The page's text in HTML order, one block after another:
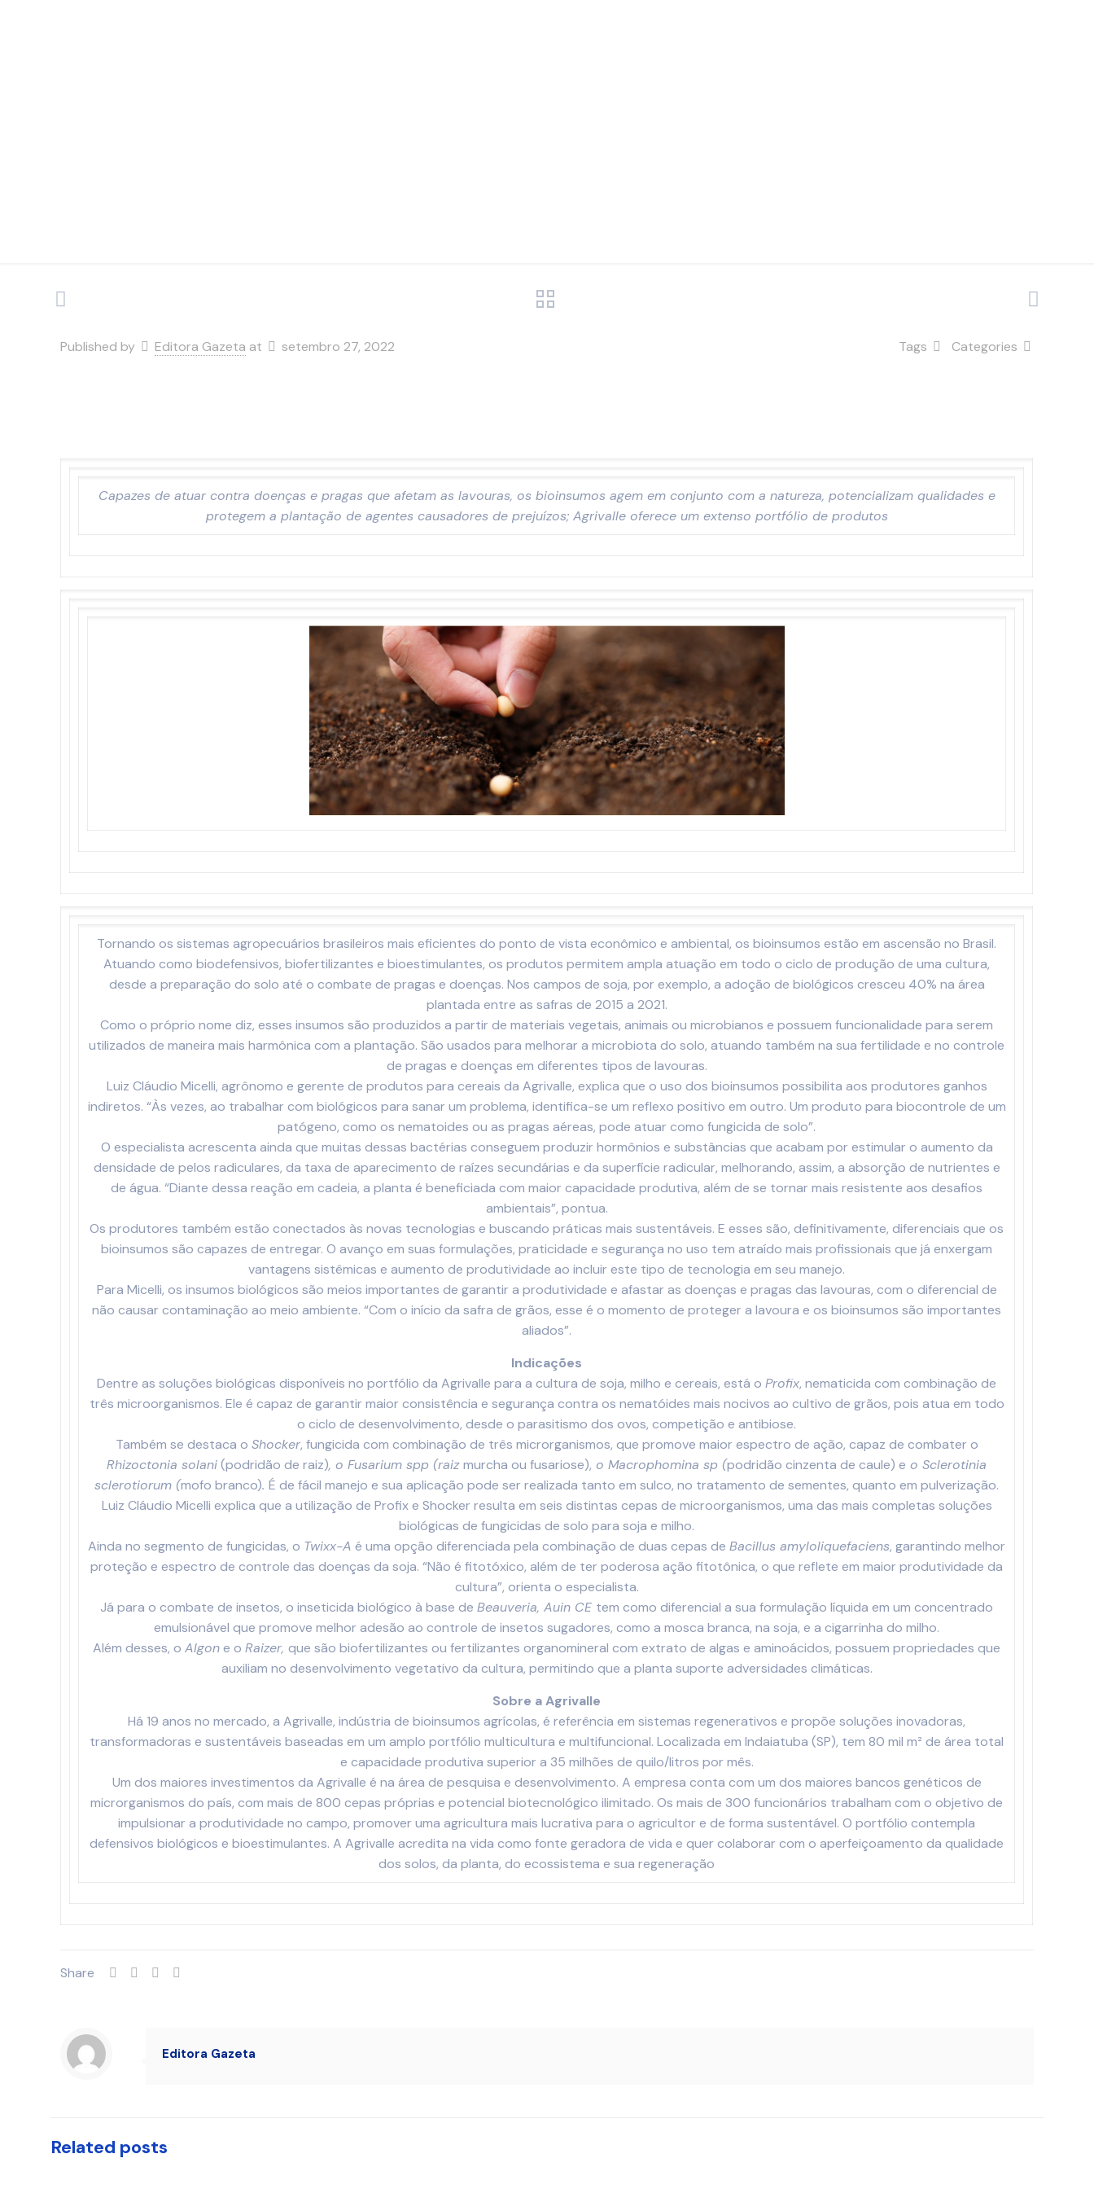
Published by Editora Gazeta at setembro 27, 2022 Categories
Tags
Capazes de atuar contra doenças e pragas que afetam as lavouras, os bioinsumos agem em conjunto com a natureza, potencializam qualidades e
protegem a plantação de agentes causadores de prejuízos; Agrivalle oferece um extenso portfólio de produtos
Tornando os sistemas agropecuários brasileiros mais eficientes do ponto de vista econômico e ambiental, os bioinsumos estão em ascensão no Brasil.
Atuando como biodefensivos, biofertilizantes e bioestimulantes, os produtos permitem ampla atuação em todo o ciclo de produção de uma cultura,
desde a preparação do solo até o combate de pragas e doenças. Nos campos de soja, por exemplo, a adoção de biológicos cresceu 40% na área
plantada entre as safras de 2015 a 2021.
Como o próprio nome diz, esses insumos são produzidos a partir de materiais vegetais, animais ou microbianos e possuem funcionalidade para serem
utilizados de maneira mais harmônica com a plantação. São usados para melhorar a microbiota do solo, atuando também na sua fertilidade e no controle
de pragas e doenças em diferentes tipos de lavouras.
Luiz Cláudio Micelli, agrônomo e gerente de produtos para cereais da Agrivalle, explica que o uso dos bioinsumos possibilita aos produtores ganhos
indiretos. “Às vezes, ao trabalhar com biológicos para sanar um problema, identifica-se um reflexo positivo em outro. Um produto para biocontrole de um
patógeno, como os nematoides ou as pragas aéreas, pode atuar como fungicida de solo”.
O especialista acrescenta ainda que muitas dessas bactérias conseguem produzir hormônios e substâncias que acabam por estimular o aumento da
densidade de pelos radiculares, da taxa de aparecimento de raízes secundárias e da superfície radicular, melhorando, assim, a absorção de nutrientes e
de água. “Diante dessa reação em cadeia, a planta é beneficiada com maior capacidade produtiva, além de se tornar mais resistente aos desafios
ambientais”, pontua.
Os produtores também estão conectados às novas tecnologias e buscando práticas mais sustentáveis. E esses são, definitivamente, diferenciais que os
bioinsumos são capazes de entregar. O avanço em suas formulações, praticidade e segurança no uso tem atraído mais profissionais que já enxergam
vantagens sistêmicas e aumento de produtividade ao incluir este tipo de tecnologia em seu manejo.
Para Micelli, os insumos biológicos são meios importantes de garantir a produtividade e afastar as doenças e pragas das lavouras, com o diferencial de
não causar contaminação ao meio ambiente. “Com o início da safra de grãos, esse é o momento de proteger a lavoura e os bioinsumos são importantes
aliados”.
Indicações
Dentre as soluções biológicas disponíveis no portfólio da Agrivalle para a cultura de soja, milho e cereais, está oProfix, nematicida com combinação de
três microorganismos. Ele é capaz de garantir maior consistência e segurança contra os nematóides mais nocivos ao cultivo de grãos, pois atua em todo
o ciclo de desenvolvimento, desde o parasitismo dos ovos, competição e antibiose.
Também se destaca o Shocker, fungicida com combinação de três microrganismos, que promove maior espectro de ação, capaz de combater o
Rhizoctonia solani(podridão de raiz), o Fusarium spp (raizmurcha ou fusariose), o Macrophomina sp (podridão cinzenta de caule) e o Sclerotinia
sclerotiorum (mofo branco).É de fácil manejo e sua aplicação pode ser realizada tanto em sulco, no tratamento de sementes, quanto em pulverização.
Luiz Cláudio Micelli explica que a utilização de Profix e Shocker resulta em seis distintas cepas de microorganismos, uma das mais completas soluções
biológicas de fungicidas de solo para soja e milho.
Ainda no segmento de fungicidas, o Twixx-A é uma opção diferenciada pela combinação de duas cepas deBacillus amyloliquefaciens, garantindo melhor
proteção e espectro de controle das doenças da soja. “Não é fitotóxico, além de ter poderosa ação fitotônica, o que reflete em maior produtividade da
cultura”, orienta o especialista.
Já para o combate de insetos, o inseticida biológico à base deBeauveria, Auin CE tem como diferencial a sua formulação líquida em um concentrado
emulsionável que promove melhor adesão ao controle de insetos sugadores, como a mosca branca, na soja, e a cigarrinha do milho.
Além desses, oAlgone oRaizer,que são biofertilizantes ou fertilizantes organomineral com extrato de algas e aminoácidos, possuem propriedades que
auxiliam no desenvolvimento vegetativo da cultura, permitindo que a planta suporte adversidades climáticas.
Sobre a Agrivalle
Há 19 anos no mercado, a Agrivalle, indústria de bioinsumos agrícolas, é referência em sistemas regenerativos e propõe soluções inovadoras,
transformadoras e sustentáveis baseadas em um amplo portfólio multicultura e multifuncional. Localizada em Indaiatuba (SP), tem 80 mil m² de área total
e capacidade produtiva superior a 35 milhões de quilo/litros por mês.
Um dos maiores investimentos da Agrivalle é na área de pesquisa e desenvolvimento. A empresa conta com um dos maiores bancos genéticos de
microrganismos do país, com mais de 800 cepas próprias e potencial biotecnológico ilimitado. Os mais de 300 funcionários trabalham com o objetivo de
impulsionar a produtividade no campo, promover uma agricultura mais lucrativa para o agricultor e de forma sustentável. O portfólio contempla
defensivos biológicos e bioestimulantes. A Agrivalle acredita na vida como fonte geradora de vida e quer colaborar com o aperfeiçoamento da qualidade
dos solos, da planta, do ecossistema e sua regeneração
Share
Editora Gazeta
Related posts